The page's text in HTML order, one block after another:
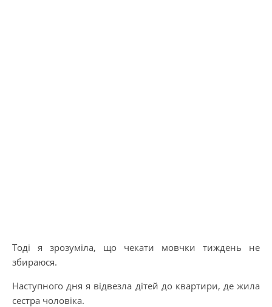
Тоді я зрозуміла, що чекати мовчки тиждень не
збираюся.
Наступного дня я відвезла дітей до квартири, де жила
сестра чоловіка.